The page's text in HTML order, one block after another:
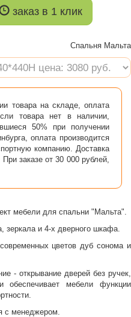
заказ в 1 клик
Спальня Мальта
товара на складе, оплата
товара нет в наличии,
50% при получении
оплата производится
компанию. Доставка
заказе от 30 000 рублей,
мебели для спальни "Мальта".
зеркала и 4-х дверного шкафа.
цветов дуб сонома и
- открывание дверей без ручек,
обеспечивает мебели функции
с менеджером.